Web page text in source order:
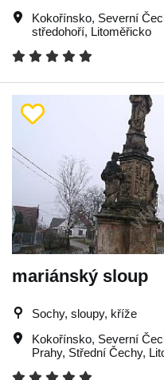
Kokořínsko, Severní
středohoří, Litoměřicko
mariánský sloup
Sochy, sloupy, kříže
Kokořínsko, Severní
Prahy, Střední Čechy,